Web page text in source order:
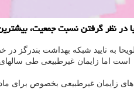
در نظر گرفتن نسبت جمعیت،
به تایید شبكه بهداشت بندرگز
است اما زایمان غیرطبیعی طی
زایمان غیرطبیعی بخصوص برای